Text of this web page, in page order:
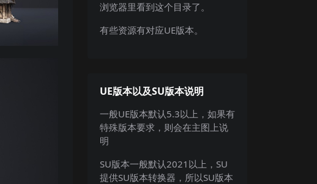
浏览器里看到这个目录了。
有些资源有对应UE版本。
UE版本以及SU版本说明
一般UE版本默认5.3以上，如果有
特殊版本要求，则会在主图上说
明
SU版本一般默认2021以上，SU
提供SU版本转换器，所以SU版本